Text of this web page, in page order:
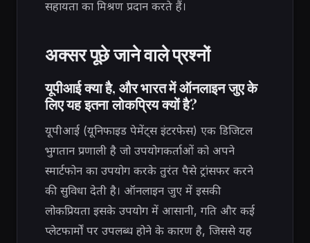
सहायता का मिश्रण प्रदान करते हैं।
अक्सर पूछे जाने वाले प्रश्नों
यूपीआई क्या है, और भारत में ऑनलाइन जुए के
लिए यह इतना लोकप्रिय क्यों है?
यूपीआई (यूनिफाइड पेमेंट्स इंटरफेस) एक डिजिटल
भुगतान प्रणाली है जो उपयोगकर्ताओं को अपने
स्मार्टफोन का उपयोग करके तुरंत पैसे ट्रांसफर करने
की सुविधा देती है। ऑनलाइन जुए में इसकी
लोकप्रियता इसके उपयोग में आसानी, गति और कई
प्लेटफार्मों पर उपलब्ध होने के कारण है, जिससे यह